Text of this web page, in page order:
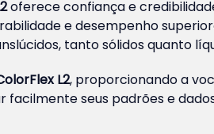
oferece confiança e
e desempenho
tanto sólidos quanto
L2, proporcionando a
seus padrões e